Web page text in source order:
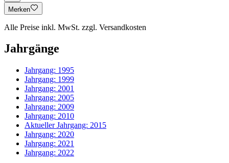
Merken
Alle Preise inkl. MwSt. zzgl. Versandkosten
Jahrgänge
Jahrgang: 1995
Jahrgang: 1999
Jahrgang: 2001
Jahrgang: 2005
Jahrgang: 2009
Jahrgang: 2010
Aktueller Jahrgang: 2015
Jahrgang: 2020
Jahrgang: 2021
Jahrgang: 2022